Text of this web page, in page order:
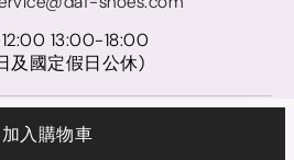
加入購物車
13:00-18:00
及國定假日公休)
股份有限公司｜統一編號 27921248